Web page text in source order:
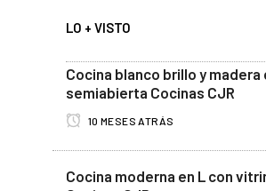
LO + VISTO
Cocina blanco brillo y madera
semiabierta Cocinas CJR
10 MESES ATRÁS
Cocina moderna en L con